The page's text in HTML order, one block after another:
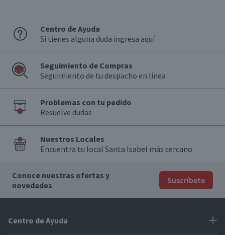
Centro de Ayuda
Si tienes alguna duda ingresa aquí
Seguimiento de Compras
Seguimiento de tu despacho en línea
Problemas con tu pedido
Resuelve dudas
Nuestros Locales
Encuentra tu local Santa Isabel más cercano
Conoce nuestras ofertas y
novedades
Suscríbete
Centro de Ayuda